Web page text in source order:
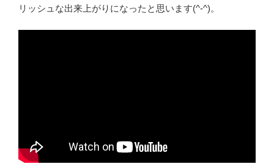
リッシュな出来上がりになったと思います(^-^)。